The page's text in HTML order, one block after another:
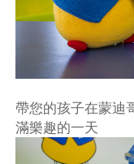
帶您的孩子在蒙迪
滿樂趣的一天